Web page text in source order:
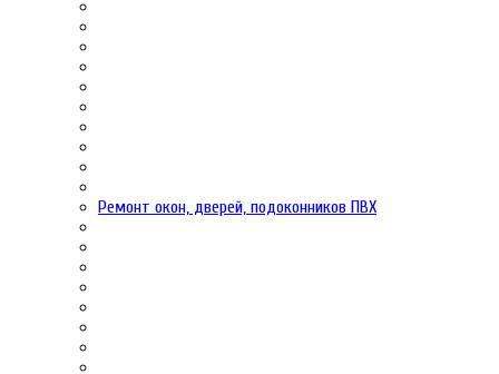
Ремонт окон, дверей, подоконников ПВХ